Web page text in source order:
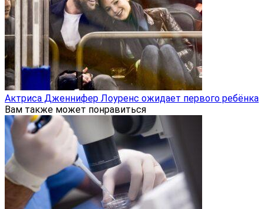
Актриса Дженнифер Лоуренс ожидает первого ребёнка
Вам также может понравиться